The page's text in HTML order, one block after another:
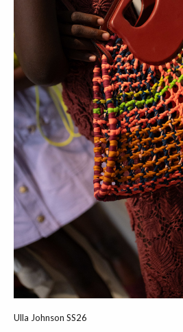
Ulla Johnson SS26